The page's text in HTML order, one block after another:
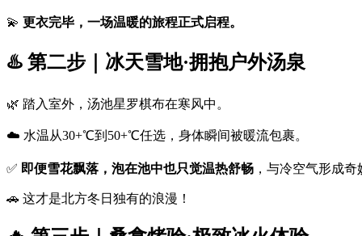
💫 更衣完毕，一场温暖的旅程正式启程。
♨️ 第二步｜冰天雪地·拥抱户外汤泉
🌿 踏入室外，汤池星罗棋布在寒风中。
☁️ 水温从30+℃到50+℃任选，身体瞬间被暖流包裹。
✅ 即便雪花飘落，泡在池中也只觉温热舒畅 ，与冷空气形成
🚗 这才是北方冬日独有的浪漫！